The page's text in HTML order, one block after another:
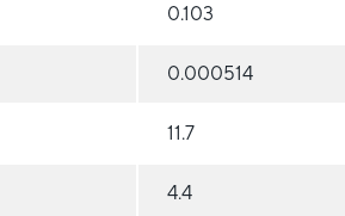
0.103
0.000514
11.7
4.4